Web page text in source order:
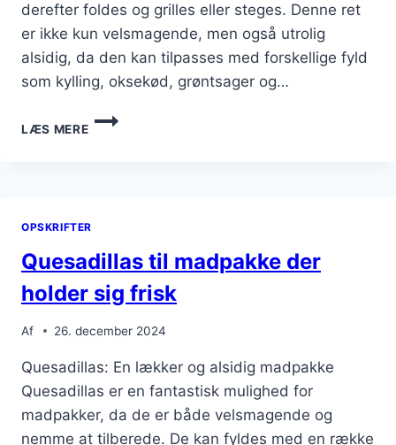
derefter foldes og grilles eller steges. Denne ret
er ikke kun velsmagende, men også utrolig
alsidig, da den kan tilpasses med forskellige fyld
som kylling, oksekød, grøntsager og…
LÆS MERE
QUESADILLAS
MED
OPSKRIFTER
Quesadillas til madpakke der
holder sig frisk
Af 26. december 2024
Quesadillas: En lækker og alsidig madpakke
Quesadillas er en fantastisk mulighed for
madpakker, da de er både velsmagende og
nemme at tilberede. De kan fyldes med en række